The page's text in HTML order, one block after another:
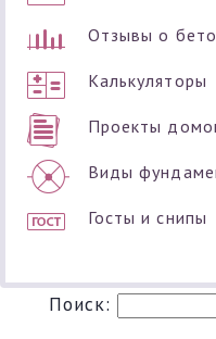
Отзывы о
Калькуляторы
Проекты
Виды
Госты и снипы
Поиск: